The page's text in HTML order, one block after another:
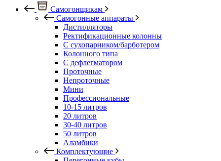
Самогонщикам
Самогонные аппараты
Дистилляторы
Ректификационные колонны
С сухопарником/барботером
Колонного типа
С дефлегматором
Проточные
Непроточные
Мини
Профессиональные
10-15 литров
20 литров
30-40 литров
50 литров
Аламбики
Комплектующие